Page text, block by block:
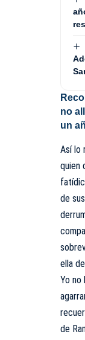
no
un
Así lo
quien
de
ella
Yo no
de